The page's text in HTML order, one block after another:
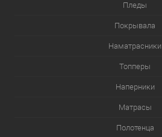
Пледы
Покрывала
Наматрасники
Топперы
Наперники
Матрасы
Полотенца